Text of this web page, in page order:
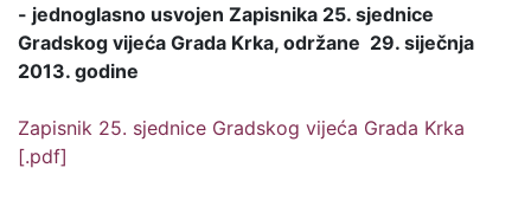
- jednoglasno usvojen Zapisnika 25. sjednice
Gradskog vijeća Grada Krka, održane 29. siječnja
2013. godine
Zapisnik 25. sjednice Gradskog vijeća Grada Krka
[.pdf]